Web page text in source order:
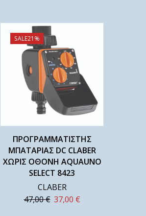
SALE21%
ΠΡΟΓΡΑΜΜΑΤΙΣΤΗΣ
ΜΠΑΤΑΡΙΑΣ DC CLABER
ΧΩΡΙΣ ΟΘΟΝΗ AQUAUNO
SELECT 8423
CLABER
47,00€ 37,00 €